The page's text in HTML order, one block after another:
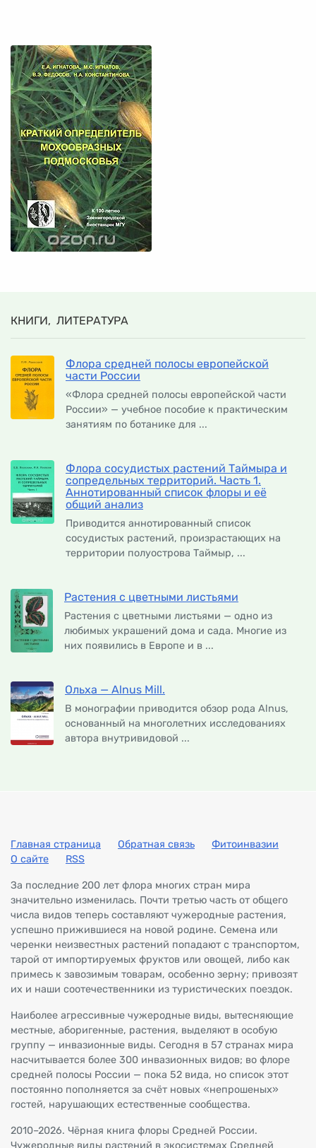
КНИГИ, ЛИТЕРАТУРА
Флора средней полосы европейской
части России
«Флора средней полосы европейской части
России» — учебное пособие к практическим
занятиям по ботанике для ...
Флора сосудистых растений Таймыра и
сопредельных территорий. Часть 1.
Аннотированный список флоры и её
общий анализ
Приводится аннотированный список
сосудистых растений, произрастающих на
территории полуострова Таймыр, ...
Растения с цветными листьями
Растения с цветными листьями — одно из
любимых украшений дома и сада. Многие из
них появились в Европе и в ...
Ольха — Alnus Mill.
В монографии приводится обзор рода Alnus,
основанный на многолетних исследованиях
автора внутривидовой ...
Главная страница Обратная связь
Фитоинвазии
О сайте
RSS
За последние 200 лет флора многих стран мира
значительно изменилась. Почти третью часть от общего
числа видов теперь составляют чужеродные растения,
успешно прижившиеся на новой родине. Семена или
черенки неизвестных растений попадают с транспортом,
тарой от импортируемых фруктов или овощей, либо как
примесь к завозимым товарам, особенно зерну; привозят
их и наши соотечественники из туристических поездок.
Наиболее агрессивные чужеродные виды, вытесняющие
местные, аборигенные, растения, выделяют в особую
группу — инвазионные виды. Сегодня в 57 странах мира
насчитывается более 300 инвазионных видов; во флоре
средней полосы России — пока 52 вида, но список этот
постоянно пополняется за счёт новых «непрошеных»
гостей, нарушающих естественные сообщества.
2010–2026. Чёрная книга флоры Средней России.
Чужеродные виды растений в экосистемах Средней